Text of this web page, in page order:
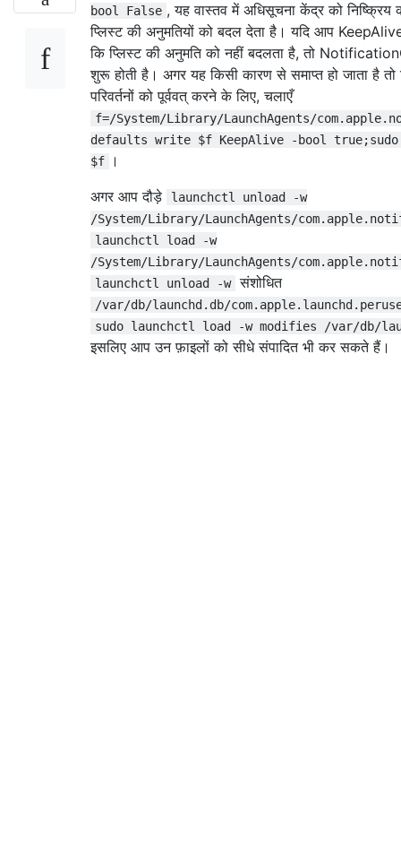
bool False , यह वास्तव में अधिसूचना केंद्र को
प्लिस्ट की अनुमतियों को बदल देता है। यदि आप
कि प्लिस्ट की अनुमति को नहीं बदलता है, तो
शुरू होती है। अगर यह किसी कारण से समाप्त हो जाता है
परिवर्तनों को पूर्ववत् करने के लिए, चलाएँ
f=/System/Library/LaunchAgents/
defaults write $f KeepAlive -bool true;sudo
$f
।
अगर आप दौड़े
launchctl unload -w
/System/Library/LaunchAgents/
launchctl load -w
/System/Library/LaunchAgents/
launchctl unload -w संशोधित
/var/db/launchd.db/
sudo launchctl load -w modifies /var/db/
इसलिए आप उन फ़ाइलों को सीधे संपादित भी कर सकते हैं।